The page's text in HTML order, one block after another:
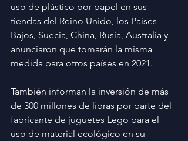
uso de plástico por papel en sus
tiendas del Reino Unido, los Países
Bajos, Suecia, China, Rusia, Australia y
anunciaron que tomarán la misma
medida para otros países en 2021.
También informan la inversión de más
de 300 millones de libras por parte del
fabricante de juguetes Lego para el
uso de material ecológico en su